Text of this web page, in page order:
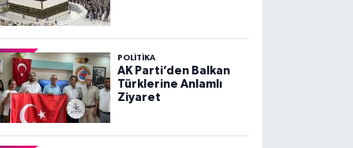
POLITIKA
AK Parti’den Balkan
Türklerine Anlamlı
Ziyaret